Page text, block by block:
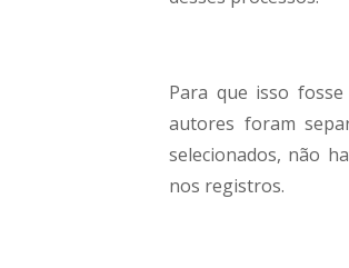
Para que isso
autores foram
selecionados, não
nos registros.